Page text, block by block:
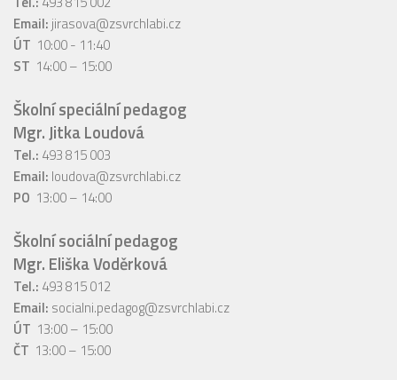
Email: jirasova@zsvrchlabi.cz
ÚT 10:00 - 11:40
ST 14:00 – 15:00
Školní speciální pedagog
Mgr. Jitka Loudová
Tel.: 493 815 003
Email: loudova@zsvrchlabi.cz
PO 13:00 – 14:00
Školní sociální pedagog
Mgr. Eliška Voděrková
Tel.: 493 815 012
Email: socialni.pedagog@zsvrchlabi.cz
ÚT 13:00 – 15:00
ČT 13:00 – 15:00